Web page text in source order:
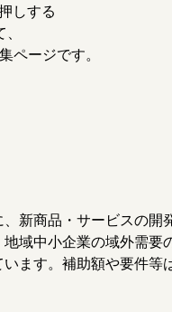
しする
ページです。
新商品・サービスの開
域中小企業の域外需要
ます。補助額や要件等